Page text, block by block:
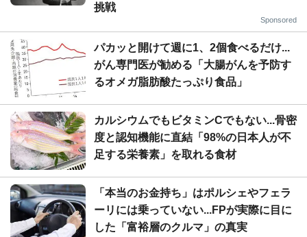
挑戦
Sponsored
パカッと開けて週に1、2個食べるだけ...
がん専門医が勧める「大腸がんを予防す
るオメガ脂肪酸たっぷり食品」
カルシウムでもビタミンCでもない...骨密
度と認知機能に直結「98%の日本人が不
足する栄養素」を取れる食材
「本当のお金持ち」はポルシェやフェラ
ーリには乗っていない...FPが実際に目に
した「富裕層のクルマ」の真実